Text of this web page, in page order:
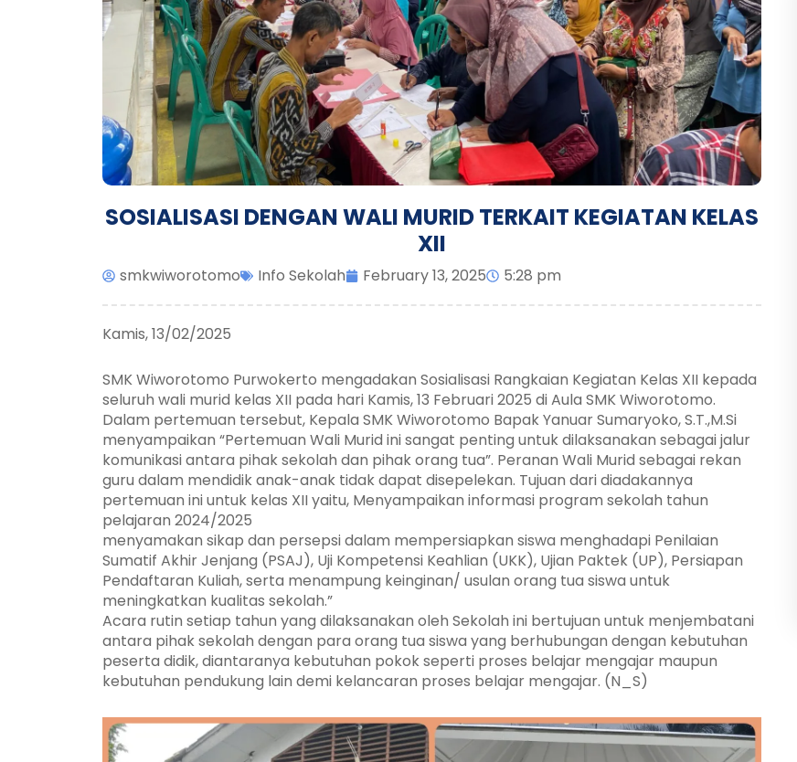
SOSIALISASI DENGAN WALI MURID TERKAIT KEGIATAN KELAS
XII
smkwiworotomo Info Sekolah February 13, 2025 5:28 pm
Kamis, 13/02/2025
SMK Wiworotomo Purwokerto mengadakan Sosialisasi Rangkaian Kegiatan Kelas XII kepada
seluruh wali murid kelas XII pada hari Kamis, 13 Februari 2025 di Aula SMK Wiworotomo.
Dalam pertemuan tersebut, Kepala SMK Wiworotomo Bapak Yanuar Sumaryoko, S.T.,M.Si
menyampaikan “Pertemuan Wali Murid ini sangat penting untuk dilaksanakan sebagai jalur
komunikasi antara pihak sekolah dan pihak orang tua”. Peranan Wali Murid sebagai rekan
guru dalam mendidik anak-anak tidak dapat disepelekan. Tujuan dari diadakannya
pertemuan ini untuk kelas XII yaitu, Menyampaikan informasi program sekolah tahun
pelajaran 2024/2025
menyamakan sikap dan persepsi dalam mempersiapkan siswa menghadapi Penilaian
Sumatif Akhir Jenjang (PSAJ), Uji Kompetensi Keahlian (UKK), Ujian Paktek (UP), Persiapan
Pendaftaran Kuliah, serta menampung keinginan/ usulan orang tua siswa untuk
meningkatkan kualitas sekolah.”
Acara rutin setiap tahun yang dilaksanakan oleh Sekolah ini bertujuan untuk menjembatani
antara pihak sekolah dengan para orang tua siswa yang berhubungan dengan kebutuhan
peserta didik, diantaranya kebutuhan pokok seperti proses belajar mengajar maupun
kebutuhan pendukung lain demi kelancaran proses belajar mengajar. (N_S)